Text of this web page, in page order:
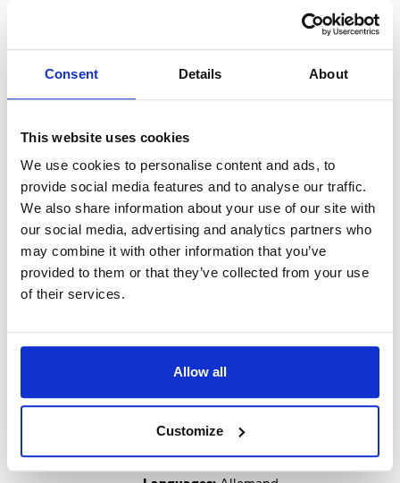
Consent Details About
This website uses cookies
We use cookies to personalise content and ads, to
provide social media features and to analyse our traffic.
We also share information about your use of our site with
our social media, advertising and analytics partners who
may combine it with other information that you’ve
provided to them or that they’ve collected from your use
of their services.
Allow all
Customize
Autriche
ATV 2
Autriche
Position Orbitale: 19.2°E
Position Orbitale:19.2°E
AXN Black Deutschland